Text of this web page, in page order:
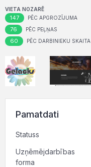
VIETA NOZARĒ
147 PĒC APGROZĪJUMA
76 PĒC PEĻŅAS
60 PĒC DARBINIEKU SKAITA
Pamatdati
Statuss
Uzņēmējdarbības
forma